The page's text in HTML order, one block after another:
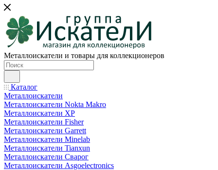
Металлоискатели и товары для коллекционеров
Каталог
Металлоискатели
Металлоискатели Nokta Makro
Металлоискатели XP
Металлоискатели Fisher
Металлоискатели Garrett
Металлоискатели Minelab
Металлоискатели Tianxun
Металлоискатели Сварог
Металлоискатели Asgoelectronics